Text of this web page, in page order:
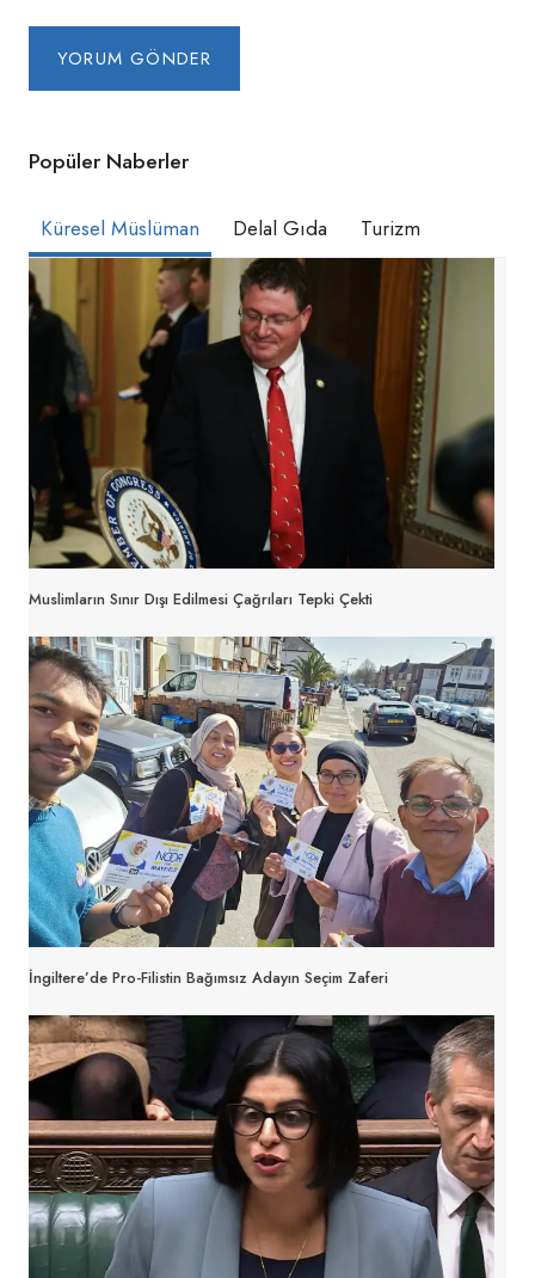
Popüler Naberler
Küresel Müslüman Delal Gıda Turizm
Muslimların Sınır Dışı Edilmesi Çağrıları Tepki Çekti
İngiltere’de Pro-Filistin Bağımsız Adayın Seçim Zaferi